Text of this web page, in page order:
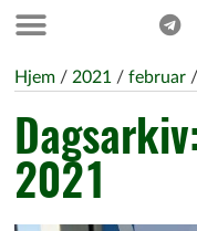
Hjem / 2021 / februar /
2021